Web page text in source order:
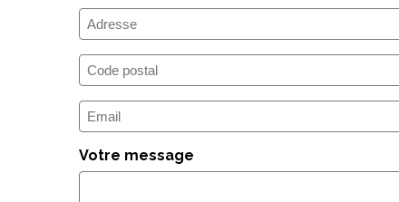
Adresse
Code
postal
E-
mail
Votre message